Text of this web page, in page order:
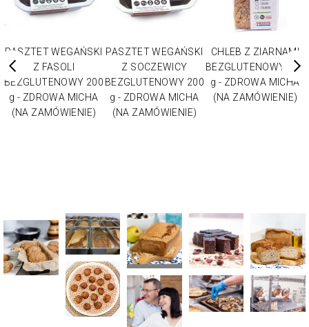
PASZTET WEGAŃSKI
Z FASOLI
BEZGLUTENOWY 200
g - ZDROWA MICHA
(NA ZAMÓWIENIE)
PASZTET WEGAŃSKI
Z SOCZEWICY
BEZGLUTENOWY 200
g - ZDROWA MICHA
(NA ZAMÓWIENIE)
CHLEB Z ZIARNAMI
BEZGLUTENOWY 600
g - ZDROWA MICHA
(NA ZAMÓWIENIE)